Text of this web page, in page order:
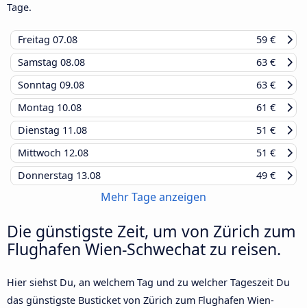
Tage.
Freitag 07.08
59 €
Samstag 08.08
63 €
Sonntag 09.08
63 €
Montag 10.08
61 €
Dienstag 11.08
51 €
Mittwoch 12.08
51 €
Donnerstag 13.08 49 €
Mehr Tage anzeigen
Die günstigste Zeit, um von Zürich zum
Flughafen Wien-Schwechat zu reisen.
Hier siehst Du, an welchem Tag und zu welcher Tageszeit Du
das günstigste Busticket von Zürich zum Flughafen Wien-